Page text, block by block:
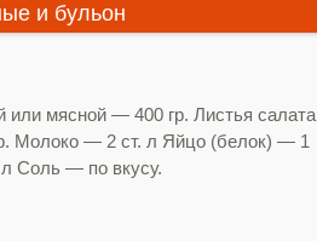
и бульон
или мясной — 400 гр. Листья салата
Молоко — 2 ст. л Яйцо (белок) — 1
Соль — по вкусу.